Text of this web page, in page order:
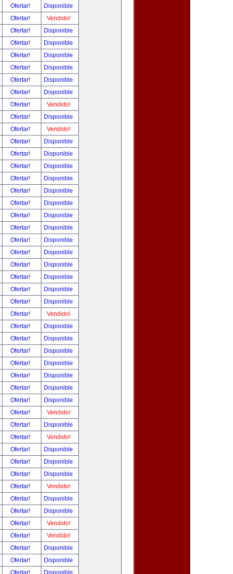
Ofertar!
Disponible
Ofertar!
Vendido!
Ofertar!
Disponible
Ofertar!
Disponible
Ofertar!
Disponible
Ofertar!
Disponible
Ofertar!
Disponible
Ofertar!
Disponible
Ofertar!
Vendido!
Ofertar!
Disponible
Ofertar!
Vendido!
Ofertar!
Disponible
Ofertar!
Disponible
Ofertar!
Disponible
Ofertar!
Disponible
Ofertar!
Disponible
Ofertar!
Disponible
Ofertar!
Disponible
Ofertar!
Disponible
Ofertar!
Disponible
Ofertar!
Disponible
Ofertar!
Disponible
Ofertar!
Disponible
Ofertar!
Disponible
Ofertar!
Disponible
Ofertar!
Vendido!
Ofertar!
Disponible
Ofertar!
Disponible
Ofertar!
Disponible
Ofertar!
Disponible
Ofertar!
Disponible
Ofertar!
Disponible
Ofertar!
Disponible
Ofertar!
Vendido!
Ofertar!
Disponible
Ofertar!
Vendido!
Ofertar!
Disponible
Ofertar!
Disponible
Ofertar!
Disponible
Ofertar!
Vendido!
Ofertar!
Disponible
Ofertar!
Disponible
Ofertar!
Vendido!
Ofertar!
Vendido!
Ofertar!
Disponible
Ofertar!
Disponible
Ofertar!
Disponible